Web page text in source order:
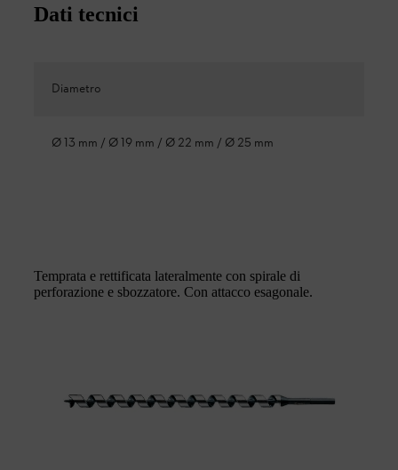
Dati tecnici
Diametro
Ø 13 mm / Ø 19 mm / Ø 22 mm / Ø 25 mm
Temprata e rettificata lateralmente con spirale di
perforazione e sbozzatore. Con attacco esagonale.